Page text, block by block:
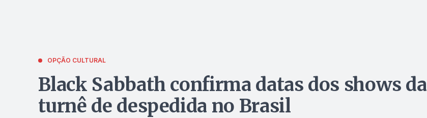
OPÇÃO CULTURAL
Black Sabbath confirma datas dos shows da
turnê de despedida no Brasil